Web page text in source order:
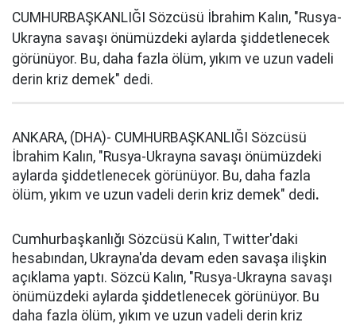
CUMHURBAŞKANLIĞI Sözcüsü İbrahim Kalın, "Rusya-
Ukrayna savaşı önümüzdeki aylarda şiddetlenecek
görünüyor. Bu, daha fazla ölüm, yıkım ve uzun vadeli
derin kriz demek" dedi.
ANKARA, (DHA)- CUMHURBAŞKANLIĞI Sözcüsü
İbrahim Kalın, "Rusya-Ukrayna savaşı önümüzdeki
aylarda şiddetlenecek görünüyor. Bu, daha fazla
ölüm, yıkım ve uzun vadeli derin kriz demek" dedi.
Cumhurbaşkanlığı Sözcüsü Kalın, Twitter'daki
hesabından, Ukrayna'da devam eden savaşa ilişkin
açıklama yaptı. Sözcü Kalın, "Rusya-Ukrayna savaşı
önümüzdeki aylarda şiddetlenecek görünüyor. Bu
daha fazla ölüm, yıkım ve uzun vadeli derin kriz